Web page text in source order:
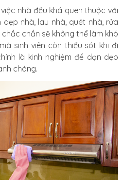
nhà đều khá quen thuộc với
nhà, lau nhà, quét nhà, rửa
chắc chắn sẽ không thể làm khó
sinh viên còn thiếu sót khi đi
là kinh nghiệm để dọn dẹp
chóng.